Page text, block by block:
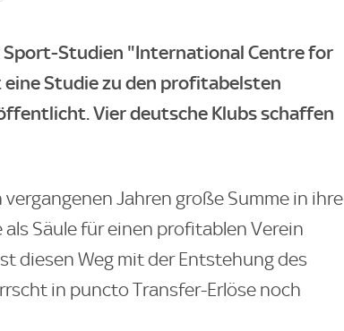
Studien "International Centre for
eine Studie zu den profitabelsten
Vier deutsche Klubs schaffen
Jahren große Summe in ihre
Säule für einen profitablen Verein
diesen Weg mit der Entstehung des
in puncto Transfer-Erlöse noch